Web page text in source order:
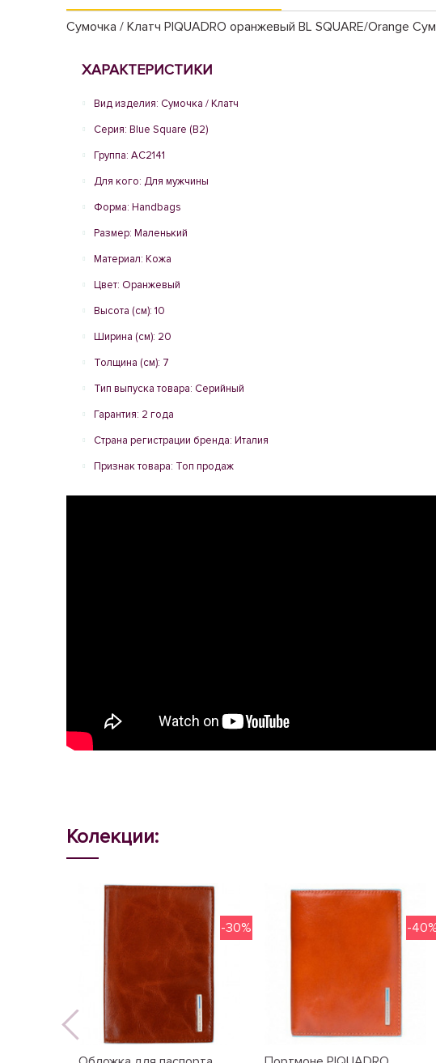
Сумочка / Клатч PIQUADRO оранжевый BL SQUARE/Orange
ХАРАКТЕРИСТИКИ
Вид изделия: Сумочка / Клатч
Серия: Blue Square (B2)
Группа: AC2141
Для кого: Для мужчины
Форма: Handbags
Размер: Маленький
Материал: Кожа
Цвет: Оранжевый
Высота (см): 10
Ширина (см): 20
Толщина (см): 7
Тип выпуска товара: Серийный
Гарантия: 2 года
Страна регистрации бренда: Италия
Признак товара: Топ продаж
Колекции:
-30% -